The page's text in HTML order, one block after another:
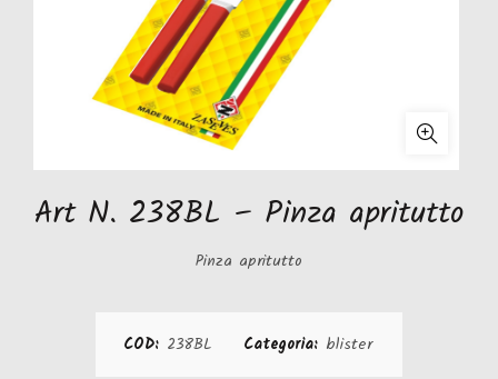
Art N. 238BL – Pinza apritutto
Pinza apritutto
COD: 238BL Categoria: blister